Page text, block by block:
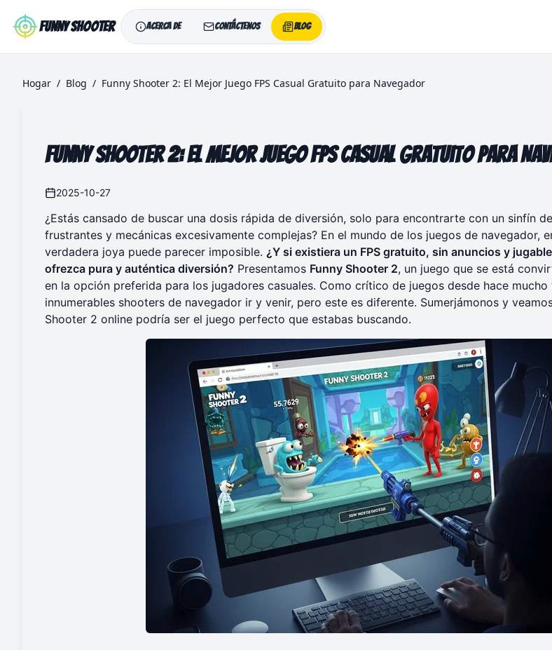
Funny Shooter
Acerca de Contáctenos Blog
Hogar / Blog / Funny Shooter 2: El Mejor Juego FPS Casual Gratuito para Navegador
Funny Shooter 2: El Mejor Juego FPS Casual Gratuito para
2025-10-27
¿Estás cansado de buscar una dosis rápida de diversión, solo para encontrarte con un sinfín
frustrantes y mecánicas excesivamente complejas? En el mundo de los juegos de navegador,
verdadera joya puede parecer imposible. ¿Y si existiera un FPS gratuito, sin anuncios y
ofrezca pura y auténtica diversión? Presentamos Funny Shooter 2, un juego que se está
en la opción preferida para los jugadores casuales. Como crítico de juegos desde hace
innumerables shooters de navegador ir y venir, pero este es diferente. Sumerjámonos y
Shooter 2 online podría ser el juego perfecto que estabas buscando.